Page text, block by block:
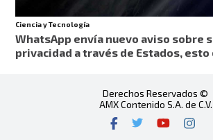
Ciencia y Tecnología
WhatsApp envía nuevo aviso sobre
privacidad a través de Estados, esto
Derechos Reservados ©
AMX Contenido S.A. de C.V.